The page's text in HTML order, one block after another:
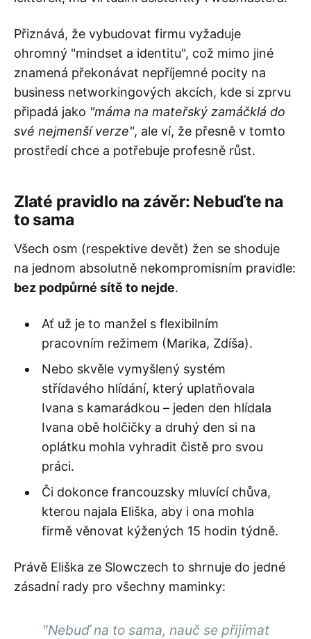
Přiznává, že vybudovat firmu vyžaduje
ohromný "mindset a identitu", což mimo jiné
znamená překonávat nepříjemné pocity na
business networkingových akcích, kde si zprvu
připadá jako "máma na mateřský zamáčklá do
své nejmenší verze", ale ví, že přesně v tomto
prostředí chce a potřebuje profesně růst.
Zlaté pravidlo na závěr: Nebuďte na
to sama
Všech osm (respektive devět) žen se shoduje
na jednom absolutně nekompromisním pravidle:
bez podpůrné sítě to nejde.
Ať už je to manžel s flexibilním
pracovním režimem (Marika, Zdíša).
Nebo skvěle vymyšlený systém
střídavého hlídání, který uplatňovala
Ivana s kamarádkou – jeden den hlídala
Ivana obě holčičky a druhý den si na
oplátku mohla vyhradit čistě pro svou
práci.
Či dokonce francouzsky mluvící chůva,
kterou najala Eliška, aby i ona mohla
firmě věnovat kýžených 15 hodin týdně.
Právě Eliška ze Slowczech to shrnuje do jedné
zásadní rady pro všechny maminky:
"Nebuď na to sama, nauč se přijímat